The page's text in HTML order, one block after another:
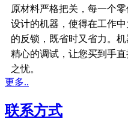
原材料严格把关，每一个
设计的机器，使得在工作
的反锁，既省时又省力。
精心的调试，让您买到手
之忧。
更多..
联系方式